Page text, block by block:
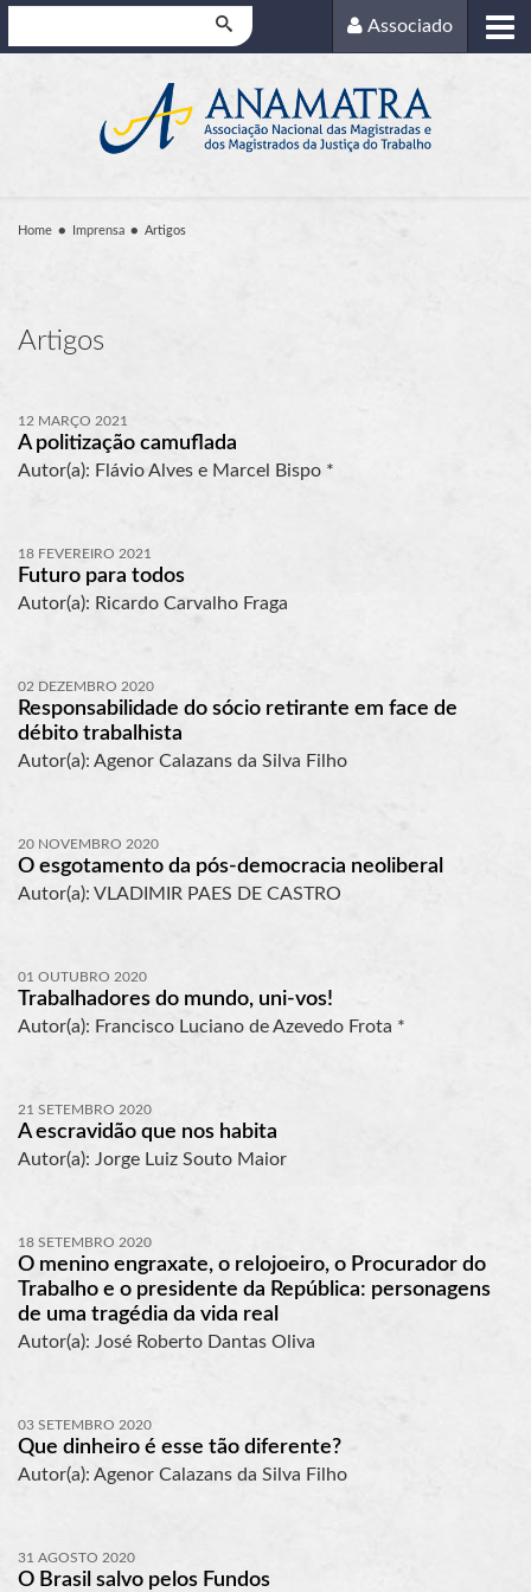
Associado
Home Imprensa Artigos
Artigos
12 MARÇO 2021
A politização camuflada
Autor(a): Flávio Alves e Marcel Bispo *
18 FEVEREIRO 2021
Futuro para todos
Autor(a): Ricardo Carvalho Fraga
02 DEZEMBRO 2020
Responsabilidade do sócio retirante em face de
débito trabalhista
Autor(a): Agenor Calazans da Silva Filho
20 NOVEMBRO 2020
O esgotamento da pós-democracia neoliberal
Autor(a): VLADIMIR PAES DE CASTRO
01 OUTUBRO 2020
Trabalhadores do mundo, uni-vos!
Autor(a): Francisco Luciano de Azevedo Frota *
21 SETEMBRO 2020
A escravidão que nos habita
Autor(a): Jorge Luiz Souto Maior
18 SETEMBRO 2020
O menino engraxate, o relojoeiro, o Procurador do
Trabalho e o presidente da República: personagens
de uma tragédia da vida real
Autor(a): José Roberto Dantas Oliva
03 SETEMBRO 2020
Que dinheiro é esse tão diferente?
Autor(a): Agenor Calazans da Silva Filho
31 AGOSTO 2020
O Brasil salvo pelos Fundos